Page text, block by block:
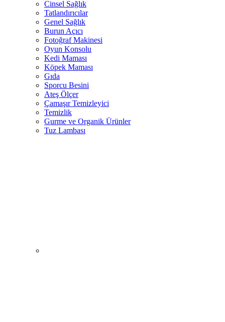
Cinsel Sağlık
Tatlandırıcılar
Genel Sağlık
Burun Açıcı
Fotoğraf Makinesi
Oyun Konsolu
Kedi Maması
Köpek Maması
Gıda
Sporcu Besini
Ateş Ölçer
Çamaşır Temizleyici
Temizlik
Gurme ve Organik Ürünler
Tuz Lambası